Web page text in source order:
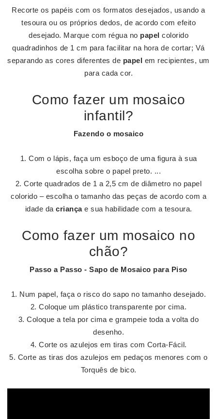
Recorte os papéis com os formatos desejados, usando a
tesoura ou os próprios dedos, de acordo com efeito
desejado. Marque com régua no papel colorido
quadradinhos de 1 cm para facilitar na hora de cortar; Vá
separando as cores diferentes de papel em recipientes, um
para cada cor.
Como fazer um mosaico
infantil?
Fazendo o mosaico
Com o lápis, faça um esboço de uma figura à sua
escolha sobre o papel preto. ...
Corte quadrados de 1 a 2,5 cm de diâmetro no papel
colorido – escolha o tamanho das peças de acordo com a
idade da criançae sua habilidade com a tesoura.
Como fazer um mosaico no
chão?
Passo a Passo - Sapo de Mosaico para Piso
Num papel, faça o risco do sapo no tamanho desejado.
Coloque um plástico transparente por cima.
Coloque a tela por cima e grampeie toda a volta do
desenho.
Corte os azulejos em tiras com Corta-Fácil.
Corte as tiras dos azulejos em pedaços menores com o
Torquês de bico.